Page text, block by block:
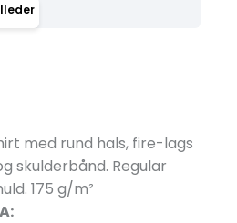
med rund hals, fire-lags
skulderbånd. Regular
175 g/m²